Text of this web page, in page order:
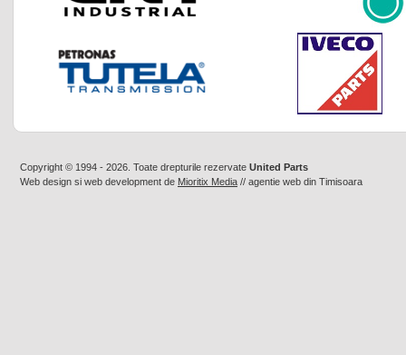
Copyright © 1994 - 2026. Toate drepturile rezervate United Parts
Web design si web development de Mioritix Media // agentie web din Timisoara